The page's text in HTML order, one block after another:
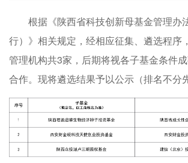
根据《陕西省科技创新母基金管理办
行）》相关规定，经相应征集、遴选程序
管理机构共3家，后期将视各子基金条件
合作。现将遴选结果予以公示（排名不分